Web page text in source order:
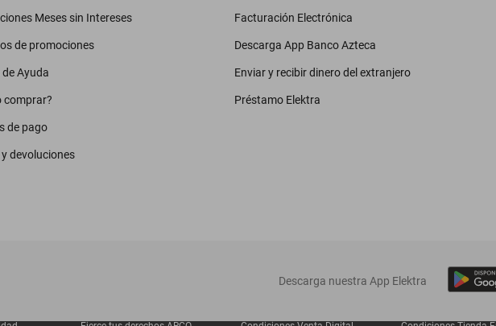
Meses sin Intereses
de promociones
Ayuda
comprar?
de pago
y devoluciones
Facturación Electrónica
Descarga App Banco Azteca
Enviar y recibir dinero del extranjero
Préstamo Elektra
‎ Descarga nuestra App Elektra